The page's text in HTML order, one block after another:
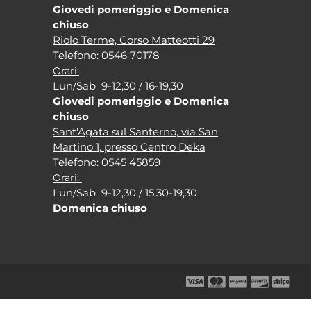
Giovedi pomeriggio e Domenica
chiuso
Riolo Terme, Corso Matteotti 29
Telefono: 0546 70178
Orari:
Lun/Sab 9-12,30 / 16-19,30
Giovedi pomeriggio e Domenica
chiuso
Sant'Agata sul Santerno, via San
Martino 1, presso Centro Deka
Telefono: 0545 45859
Orari:
Lun/Sab 9-12,30 / 15,30-19,30
Domenica chiuso